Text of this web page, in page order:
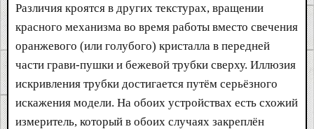
Различия кроятся в других текстурах, вращении
красного механизма во время работы вместо свечения
оранжевого (или голубого) кристалла в передней
части грави-пушки и бежевой трубки сверху. Иллюзия
искривления трубки достигается путём серьёзного
искажения модели. На обоих устройствах есть схожий
измеритель, который в обоих случаях закреплён